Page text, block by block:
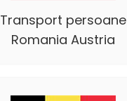
Transport persoane
Romania Austria